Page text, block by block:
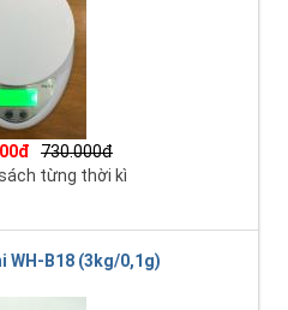
730.000đ
từng thời kì
WH-B18 (3kg/0,1g)